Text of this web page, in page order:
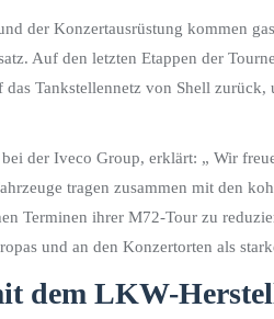
der Konzertausrüstung kommen
Auf den letzten Etappen der
Tankstellennetz von Shell zurück,
der Iveco Group, erklärt: „ Wir
tragen zusammen mit den
Terminen ihrer M72-Tour zu
und an den Konzertorten als
dem LKW-